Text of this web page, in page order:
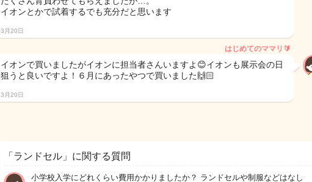
イオンとかで試着するでも充分だと思います
3月20日
はじめてのママリ🔰
イオンで買いましたがイオンに担当者さんいますよ😊イオンも展示会の日
狙うと良いですよ！６月にあったやつで買いました🙌🏻
3月20日
「ランドセル」に関する質問
小学校入学にどれくらい費用かかりましたか？ ランドセルや制服などはなし